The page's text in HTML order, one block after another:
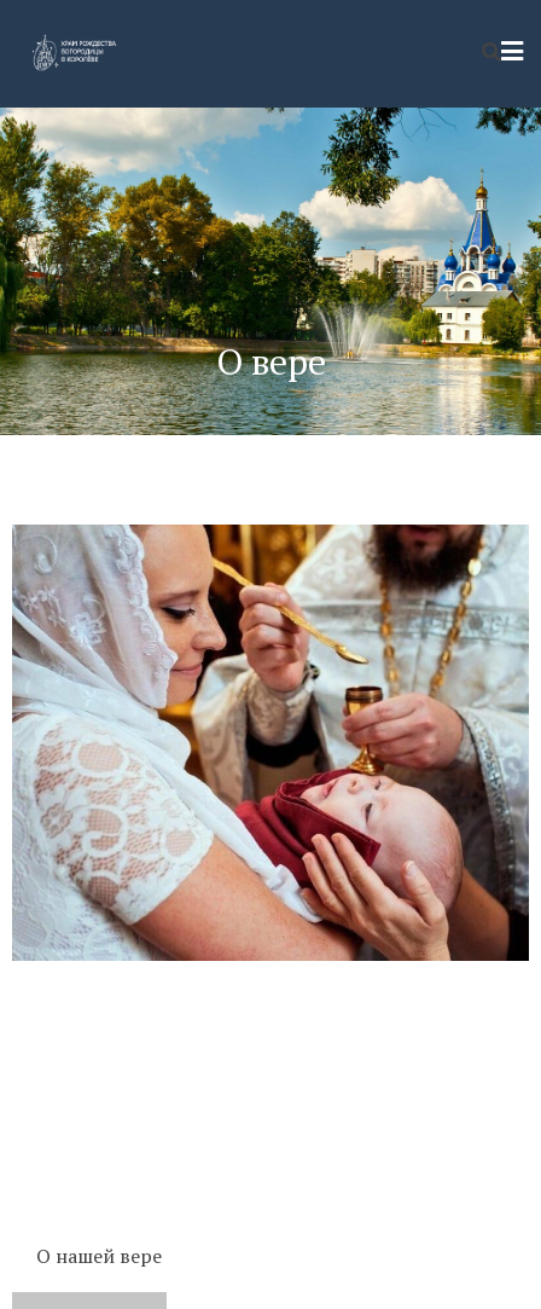
О вере
О нашей вере